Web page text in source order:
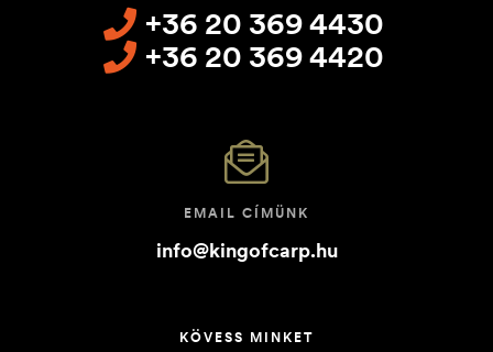
+36 20 369 4430
+36 20 369 4420
EMAIL CÍMÜNK
info@kingofcarp.hu
KÖVESS MINKET